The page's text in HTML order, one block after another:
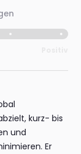
kurz- bis
und
Er